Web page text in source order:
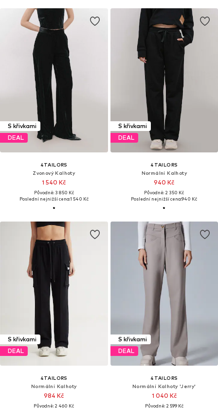
S křivkami
DEAL
4TAILORS
Zvonový Kalhoty
1 540 Kč
Původně: 3 850 Kč
Poslední nejnižší cena:1 540 Kč
S křivkami
DEAL
4TAILORS
Normální Kalhoty
940 Kč
Původně: 2 350 Kč
Poslední nejnižší cena:940 Kč
S křivkami
DEAL
4TAILORS
Normální Kalhoty
984 Kč
Původně: 2 460 Kč
S křivkami
DEAL
4TAILORS
Normální Kalhoty 'Jerry'
1 040 Kč
Původně: 2 599 Kč